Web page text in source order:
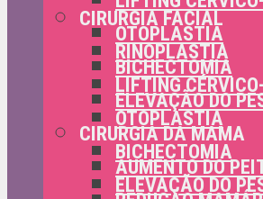
OTOPLASTIA
BICHECTOMIA
ELEVAÇÃO DO
CIRURGIA DA MAMA
AUMENTO DO
CIRURGIA FACIAL
RINOPLASTIA
LIFTING
OTOPLASTIA
BICHECTOMIA
ELEVAÇÃO DO